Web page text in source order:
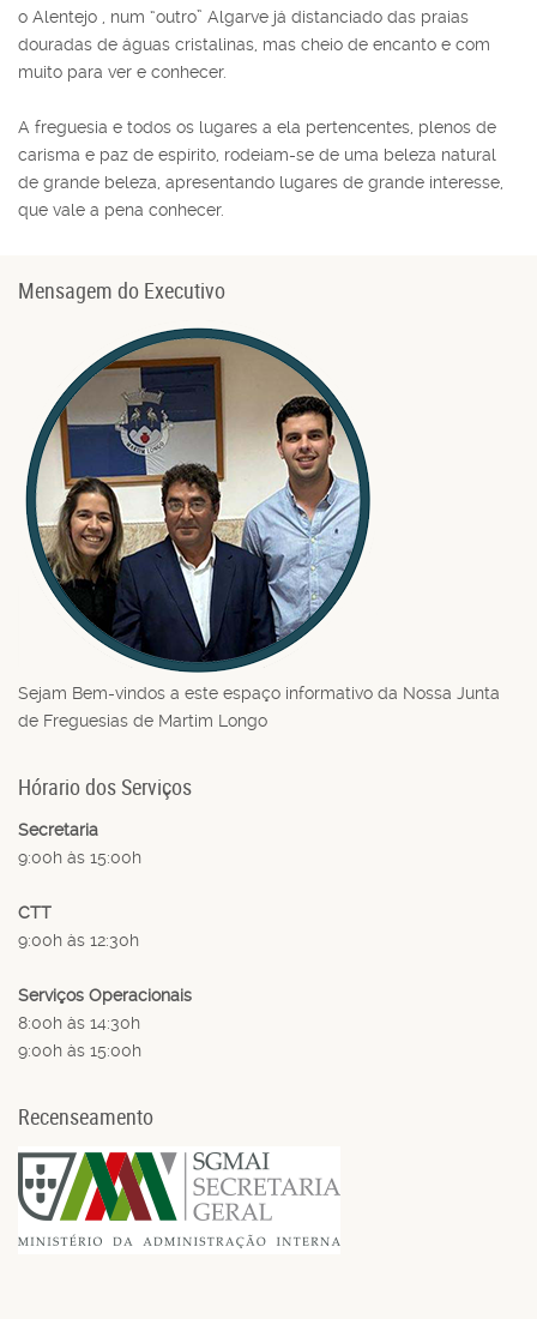
o Alentejo , num “outro” Algarve já distanciado das praias
douradas de águas cristalinas, mas cheio de encanto e com
muito para ver e conhecer.
A freguesia e todos os lugares a ela pertencentes, plenos de
carisma e paz de espírito, rodeiam-se de uma beleza natural
de grande beleza, apresentando lugares de grande interesse,
que vale a pena conhecer.
Mensagem do Executivo
Sejam Bem-vindos a este espaço informativo da Nossa Junta
de Freguesias de Martim Longo
Hórario dos Serviços
Secretaria
9:00h às 15:00h
CTT
9:00h às 12:30h
Serviços Operacionais
8:00h às 14:30h
9:00h às 15:00h
Recenseamento